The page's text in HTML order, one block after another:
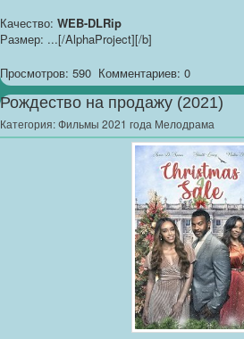
Качество: WEB-DLRip
Размер: ...[/AlphaProject][/b]
Просмотров: 590 Комментариев: 0
Рождество на продажу (2021)
Категория:Фильмы 2021 года Мелодрама